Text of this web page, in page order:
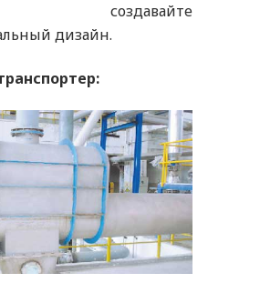
создавайте
дизайн.